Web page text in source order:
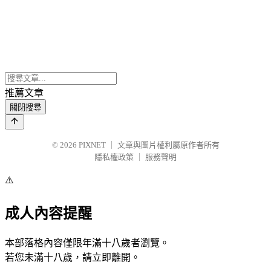
推薦文章
關閉搜尋
© 2026 PIXNET
文章與圖片權利屬原作者所有
隱私權政策
服務聲明
⚠️
成人內容提醒
本部落格內容僅限年滿十八歲者瀏覽。
若您未滿十八歲，請立即離開。